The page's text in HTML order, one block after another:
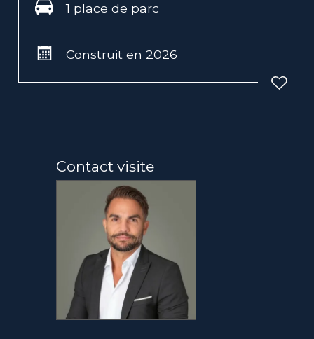
1 place de parc
Construit en 2026
Contact visite